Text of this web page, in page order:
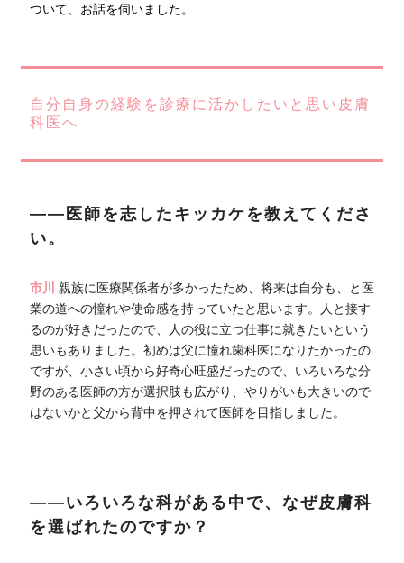
ついて、お話を伺いました。
自分自身の経験を診療に活かしたいと思い皮膚
科医へ
――医師を志したキッカケを教えてくださ
い。
市川親族に医療関係者が多かったため、将来は自分も、と医
業の道への憧れや使命感を持っていたと思います。人と接す
るのが好きだったので、人の役に立つ仕事に就きたいという
思いもありました。初めは父に憧れ歯科医になりたかったの
ですが、小さい頃から好奇心旺盛だったので、いろいろな分
野のある医師の方が選択肢も広がり、やりがいも大きいので
はないかと父から背中を押されて医師を目指しました。
――いろいろな科がある中で、なぜ皮膚科
を選ばれたのですか？